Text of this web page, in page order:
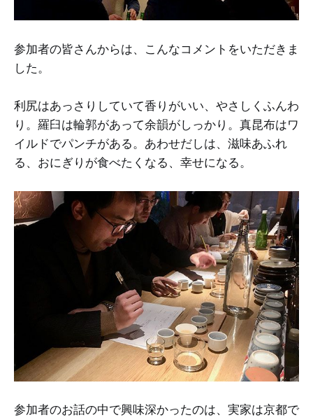
参加者の皆さんからは、こんなコメントをいただきま
した。
利尻はあっさりしていて香りがいい、やさしくふんわ
り。羅臼は輪郭があって余韻がしっかり。真昆布はワ
イルドでパンチがある。あわせだしは、滋味あふれ
る、おにぎりが食べたくなる、幸せになる。
参加者のお話の中で興味深かったのは、実家は京都で